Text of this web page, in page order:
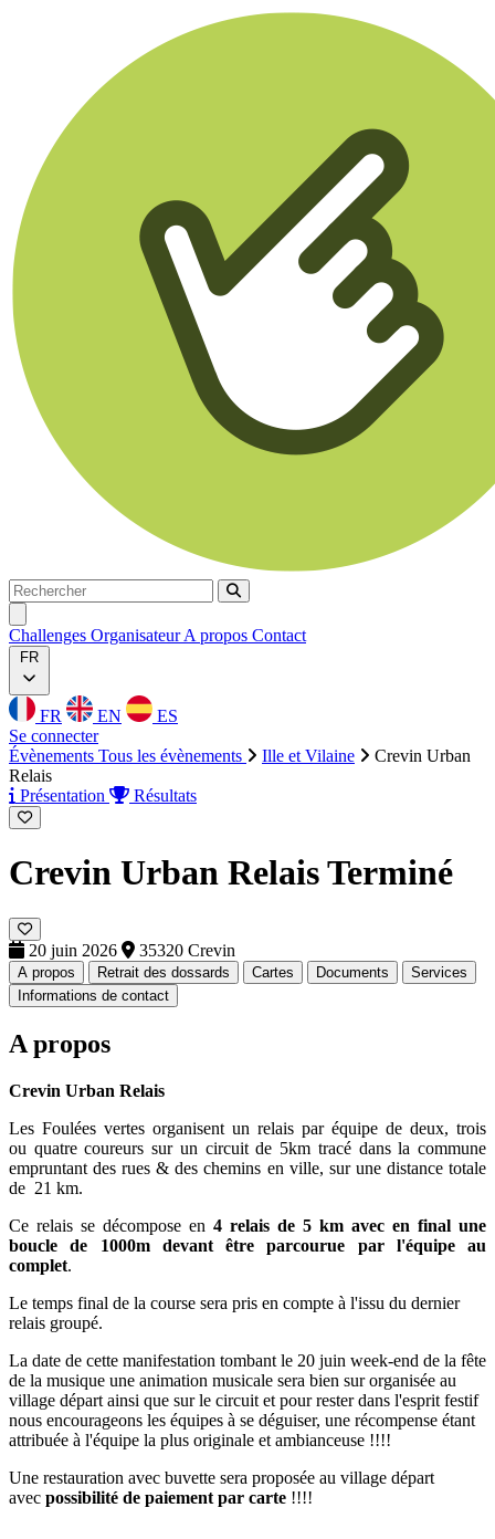
Rechercher
Rechercher
Challenges OrganisateurA propos Contact
FR
FR EN
ES
Se connecter
Évènements Tous les évènements Ille et Vilaine
Crevin Urban
Relais
Présentation
Résultats
Crevin Urban RelaisTerminé
20 juin 2026 35320 Crevin
A propos Retrait des dossards Cartes Documents
Services
Informations de contact
A propos
Crevin Urban Relais
Les Foulées vertes organisent un relais par équipe de deux, trois
ou quatre coureurs sur un circuit de 5km tracé dans la commune
empruntant des rues & des chemins en ville, sur une distance totale
de 21 km.
Ce relais se décompose en 4 relais de 5 km avec en final une
boucle de 1000m devant être
parcourue par l'équipe au
complet.
Le temps final de la course sera pris en compte à l'issu du dernier
relais groupé.
La date de cette manifestation tombant le 20 juin week-end de la fête
de la musique une animation musicale sera bien sur organisée au
village départ ainsi que sur le circuit et pour rester dans l'esprit festif
nous encourageons les équipes à se déguiser, une récompense étant
attribuée à l'équipe la plus originale et ambianceuse !!!!
Une restauration avec buvette sera proposée au village départ
avec possibilité de paiement par carte !!!!